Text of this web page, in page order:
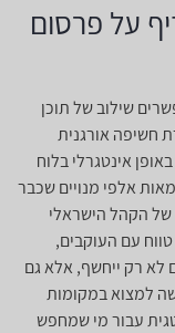
על פרסום
שילוב של תוכן
חשיפה אורגנית
אינטגרלי בלוח
אלפי מנויים שכבר
של הקהל הישראלי
עם העוקבים,
לא רק ייחשף, אלא גם
למצוא במקומות
עבור מי שמחפש